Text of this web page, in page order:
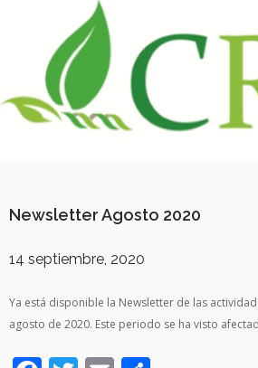
Newsletter Agosto 2020
14 septiembre, 2020
Ya está disponible la Newsletter de las
agosto de 2020. Este periodo se ha visto